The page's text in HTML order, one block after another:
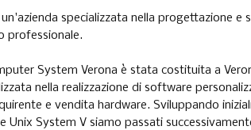
specializzata nella progettazione e
professionale.
System Verona è stata costituita a
nella realizzazione di software
e vendita hardware. Sviluppando
Unix System V siamo passati